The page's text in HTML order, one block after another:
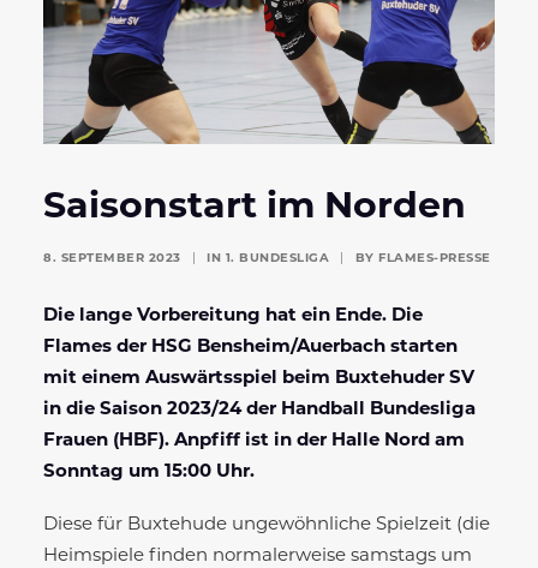
Saisonstart im Norden
8. SEPTEMBER 2023 IN 1. BUNDESLIGA BY FLAMES-PRESSE
Die lange Vorbereitung hat ein Ende. Die
Flames der HSG Bensheim/Auerbach starten
mit einem Auswärtsspiel beim Buxtehuder SV
in die Saison 2023/24 der Handball Bundesliga
Frauen (HBF). Anpfiff ist in der Halle Nord am
Sonntag um 15:00 Uhr.
Diese für Buxtehude ungewöhnliche Spielzeit (die
Heimspiele finden normalerweise samstags um